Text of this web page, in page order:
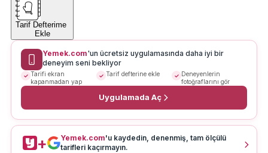
Tarif Defterime
Ekle
Yemek.com'un ücretsiz uygulamasında daha iyi bir
deneyim seni bekliyor
Tarifi ekran
kapanmadan yap
Tarif defterine ekle
Deneyenlerin
fotoğraflarını gör
Uygulamada Aç
+ Yemek.com'u kaydedin, denenmiş, tam ölçülü
tarifleri kaçırmayın.